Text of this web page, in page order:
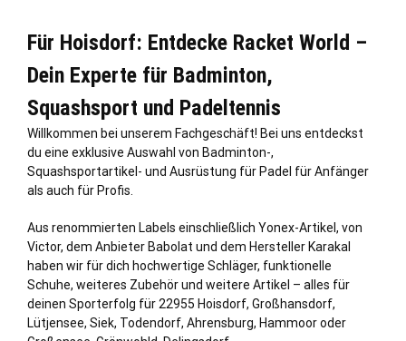
Für Hoisdorf: Entdecke Racket World –
Dein Experte für Badminton,
Squashsport und Padeltennis
Willkommen bei unserem Fachgeschäft! Bei uns entdeckst
du eine exklusive Auswahl von Badminton-,
Squashsportartikel- und Ausrüstung für Padel für Anfänger
als auch für Profis.
Aus renommierten Labels einschließlich Yonex-Artikel, von
Victor, dem Anbieter Babolat und dem Hersteller Karakal
haben wir für dich hochwertige Schläger, funktionelle
Schuhe, weiteres Zubehör und weitere Artikel – alles für
deinen Sporterfolg für 22955 Hoisdorf, Großhansdorf,
Lütjensee, Siek, Todendorf, Ahrensburg, Hammooroder